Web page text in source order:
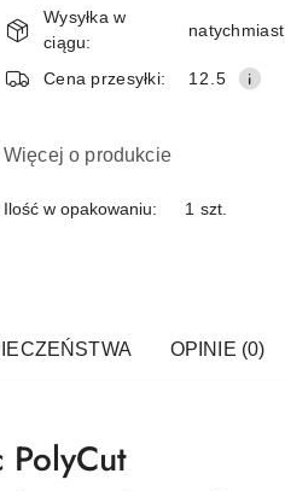
i
dostawa
Wysyłka w
ciągu:
natychmiast
Cena przesyłki: 12.5
Więcej o produkcie
Ilość w opakowaniu: 1 szt.
OPINIE (0)
PolyCut